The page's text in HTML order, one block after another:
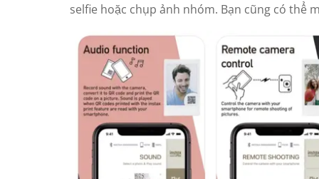
selfie hoặc chụp ảnh nhóm. Bạn cũng có thể